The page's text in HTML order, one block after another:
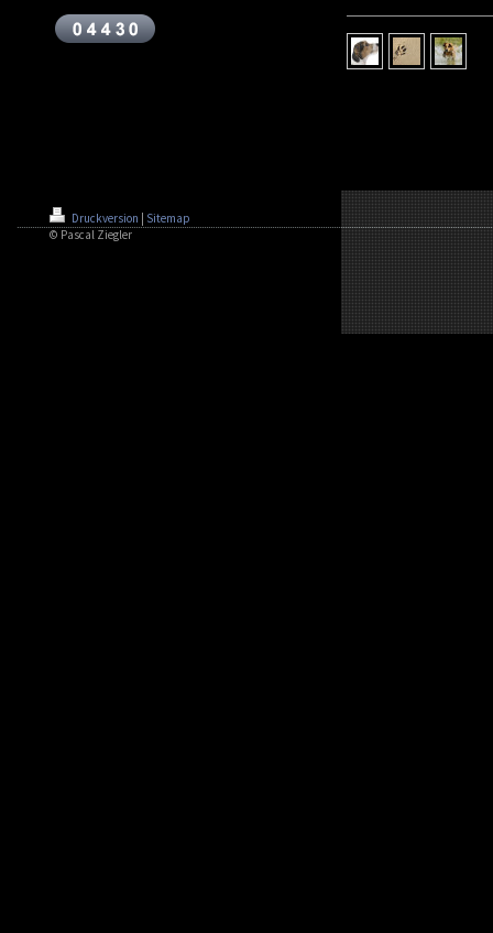
Druckversion | Sitemap
© Pascal Ziegler